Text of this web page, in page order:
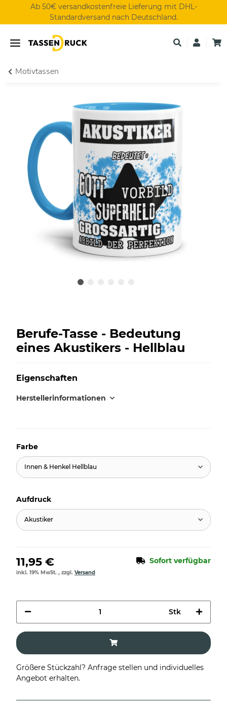
Ab 50€ versandkostenfreie Lieferung mit DHL-
Standardversand nach Deutschland.
Motivtassen
Berufe-Tasse - Bedeutung
eines Akustikers - Hellblau
Eigenschaften
Herstellerinformationen
Farbe
Innen & Henkel Hellblau
Aufdruck
Akustiker
11,95 € Sofort verfügbar
inkl. 19% MwSt. , zzgl. Versand
Stk
Größere Stückzahl? Anfrage stellen und individuelles
Angebot erhalten.